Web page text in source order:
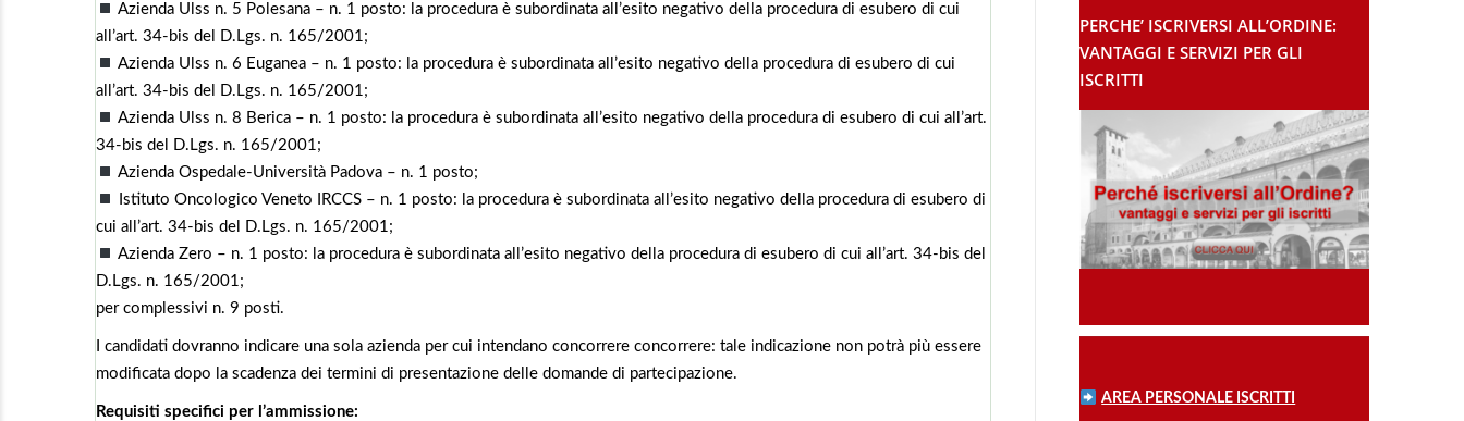
Azienda Ulss n. 5 Polesana – n. 1 posto: la procedura è subordinata all’esito negativo della procedura di esubero di cui
all’art. 34-bis del D.Lgs. n. 165/2001;
Azienda Ulss n. 6 Euganea – n. 1 posto: la procedura è subordinata all’esito negativo della procedura di esubero di cui
all’art. 34-bis del D.Lgs. n. 165/2001;
Azienda Ulss n. 8 Berica – n. 1 posto: la procedura è subordinata all’esito negativo della procedura di esubero di cui all’art.
34-bis del D.Lgs. n. 165/2001;
Azienda Ospedale-Università Padova – n. 1 posto;
Istituto Oncologico Veneto IRCCS – n. 1 posto: la procedura è subordinata all’esito negativo della procedura di esubero di
cui all’art. 34-bis del D.Lgs. n. 165/2001;
Azienda Zero – n. 1 posto: la procedura è subordinata all’esito negativo della procedura di esubero di cui all’art. 34-bis del
D.Lgs. n. 165/2001;
per complessivi n. 9 posti.
I candidati dovranno indicare una sola azienda per cui intendano concorrere concorrere: tale indicazione non potrà più essere
modificata dopo la scadenza dei termini di presentazione delle domande di partecipazione.
Requisiti specifici per l’ammissione:
PERCHE’ ISCRIVERSI ALL’ORDINE:
VANTAGGI E SERVIZI PER GLI
ISCRITTI
AREA PERSONALE ISCRITTI